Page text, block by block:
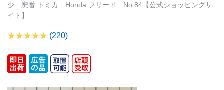
少 廃番 トミカ Honda フリード No.84【公式ショッピングサ
イト】
(220)